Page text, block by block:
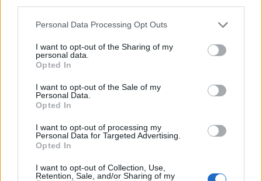
Please note that this website/app uses one or more Google
not limited to your visit or usage behaviour. You may click to
grant or deny consent to Google and its third-party tags to
use your data for below specified purposes in below Google
consent section.
Personal Data Processing Opt Outs
I want to opt-out of the Sharing of my
personal data.
Opted In
I want to opt-out of the Sale of my
Personal Data.
Opted In
I want to opt-out of processing my
Personal Data for Targeted Advertising.
Opted In
I want to opt-out of Collection, Use,
Retention, Sale, and/or Sharing of my
Σχόλια
Σχολίασε εδώ
50 /50